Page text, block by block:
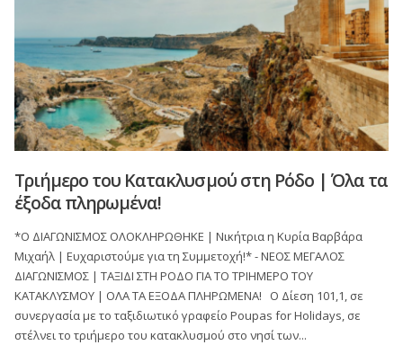
Τριήμερο του Κατακλυσμού στη Ρόδο | Όλα τα
έξοδα πληρωμένα!
*Ο ΔΙΑΓΩΝΙΣΜΟΣ ΟΛΟΚΛΗΡΩΘΗΚΕ | Νικήτρια η Κυρία Βαρβάρα
Μιχαήλ | Ευχαριστούμε για τη Συμμετοχή!* - NEOΣ ΜΕΓΑΛΟΣ
ΔΙΑΓΩΝΙΣΜΟΣ | ΤΑΞΙΔΙ ΣΤΗ ΡΟΔΟ ΓΙΑ ΤΟ ΤΡΙΗΜΕΡΟ ΤΟΥ
ΚΑΤΑΚΛΥΣΜΟΥ | ΟΛΑ ΤΑ ΕΞΟΔΑ ΠΛΗΡΩΜΕΝΑ! O Δίεση 101,1, σε
συνεργασία με το ταξιδιωτικό γραφείο Poupas for Holidays, σε
στέλνει το τριήμερο του κατακλυσμού στο νησί των...